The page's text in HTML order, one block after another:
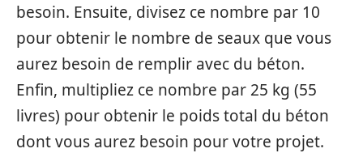
besoin. Ensuite, divisez ce nombre par 10
pour obtenir le nombre de seaux que vous
aurez besoin de remplir avec du béton.
Enfin, multipliez ce nombre par 25 kg (55
livres) pour obtenir le poids total du béton
dont vous aurez besoin pour votre projet.